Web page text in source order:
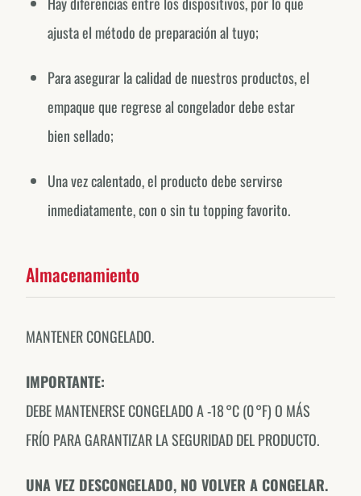
ajusta el método de preparación al tuyo;
Para asegurar la calidad de nuestros productos, el
empaque que regrese al congelador debe estar
bien sellado;
Una vez calentado, el producto debe servirse
inmediatamente, con o sin tu topping favorito.
Almacenamiento
MANTENER CONGELADO.
IMPORTANTE:
DEBE MANTENERSE CONGELADO A -18 °C (0 °F) O MÁS
FRÍO PARA GARANTIZAR LA SEGURIDAD DEL PRODUCTO.
UNA VEZ DESCONGELADO, NO VOLVER A CONGELAR.